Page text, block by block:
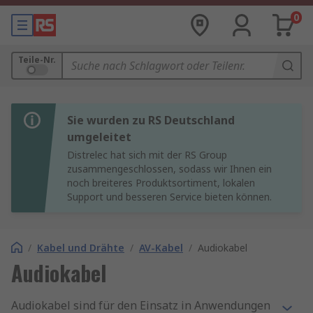
0
Teile-Nr.
Sie wurden zu RS Deutschland
umgeleitet
Distrelec hat sich mit der RS Group
zusammengeschlossen, sodass wir Ihnen ein
noch breiteres Produktsortiment, lokalen
Support und besseren Service bieten können.
/ Kabel und Drähte / AV-Kabel / Audiokabel
Audiokabel
Audiokabel sind für den Einsatz in Anwendungen